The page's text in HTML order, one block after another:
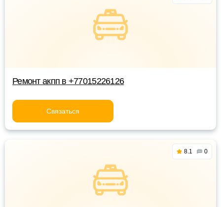
Ремонт акпп в +77015226126
Связаться
8.1 0